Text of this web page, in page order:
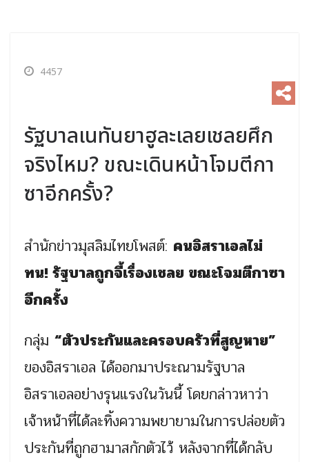
4457
รัฐบาลเนทันยาฮูละเลยเชลยศึก
จริงไหม? ขณะเดินหน้าโจมตีกา
ซาอีกครั้ง?
สำนักข่าวมุสลิมไทยโพสต์: คนอิสราเอลไม่
ทน! รัฐบาลถูกจี้เรื่องเชลย ขณะโจมตีกาซา
อีกครั้ง
กลุ่ม “ตัวประกันและครอบครัวที่สูญหาย”
ของอิสราเอล ได้ออกมาประณามรัฐบาล
อิสราเอลอย่างรุนแรงในวันนี้ โดยกล่าวหาว่า
เจ้าหน้าที่ได้ละทิ้งความพยายามในการปล่อยตัว
ประกันที่ถูกฮามาสกักตัวไว้ หลังจากที่ได้กลับ